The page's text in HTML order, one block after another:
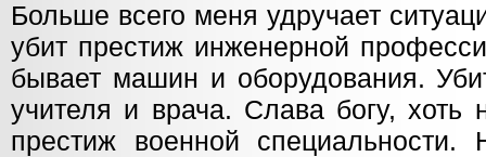
Больше всего меня удручает
убит престиж инженерной
бывает машин и оборудования.
учителя и врача. Слава богу, хоть
престиж военной